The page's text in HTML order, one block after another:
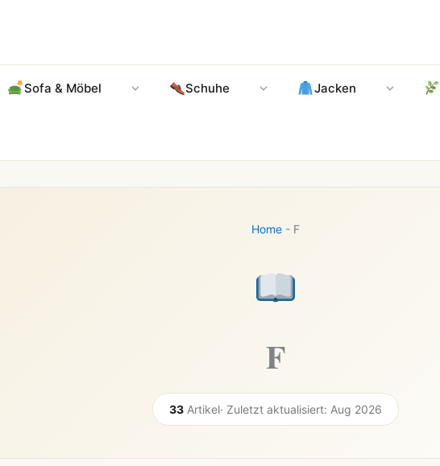
Sofa & Möbel Schuhe Jacken
Home - F
F
33 Artikel· Zuletzt aktualisiert: Aug 2026